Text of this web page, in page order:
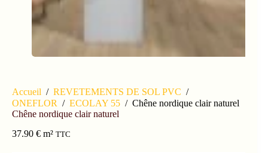
Accueil / REVETEMENTS DE SOL PVC /
ONEFLOR / ECOLAY 55 / Chêne nordique clair naturel
Chêne nordique clair naturel
37.90 € m² TTC